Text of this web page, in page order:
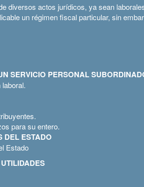
diversos actos jurídicos, ya sean
un régimen fiscal particular, sin
SERVICIO PERSONAL
para su entero.
DEL ESTADO
Estado